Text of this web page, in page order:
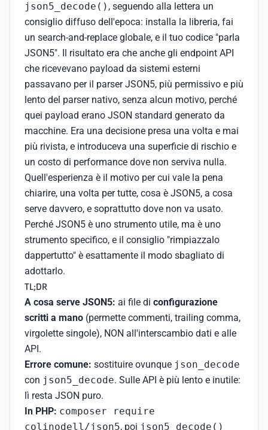
json5_decode() , seguendo alla lettera un
consiglio diffuso dell'epoca: installa la libreria, fai
un search-and-replace globale, e il tuo codice "parla
JSON5". Il risultato era che anche gli endpoint API
che ricevevano payload da sistemi esterni
passavano per il parser JSON5, più permissivo e più
lento del parser nativo, senza alcun motivo, perché
quei payload erano JSON standard generato da
macchine. Era una decisione presa una volta e mai
più rivista, e introduceva una superficie di rischio e
un costo di performance dove non serviva nulla.
Quell'esperienza è il motivo per cui vale la pena
chiarire, una volta per tutte, cosa è JSON5, a cosa
serve davvero, e soprattutto dove non va usato.
Perché JSON5 è uno strumento utile, ma è uno
strumento specifico, e il consiglio "rimpiazzalo
dappertutto" è esattamente il modo sbagliato di
adottarlo.
TL;DR
A cosa serve JSON5: ai file di configurazione
scritti a mano (permette commenti, trailing comma,
virgolette singole), NON all'interscambio dati e alle
API.
Errore comune: sostituire ovunque json_decode
con json5_decode. Sulle API è più lento e inutile:
lì resta JSON puro.
In PHP: composer require
colinodell/json5, poi json5_decode()